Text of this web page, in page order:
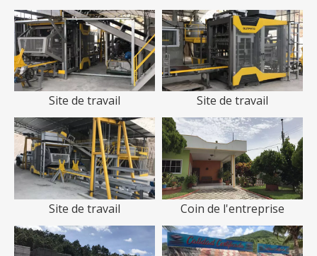
Site de travail Site de travail
Site de travail Coin de l'entreprise